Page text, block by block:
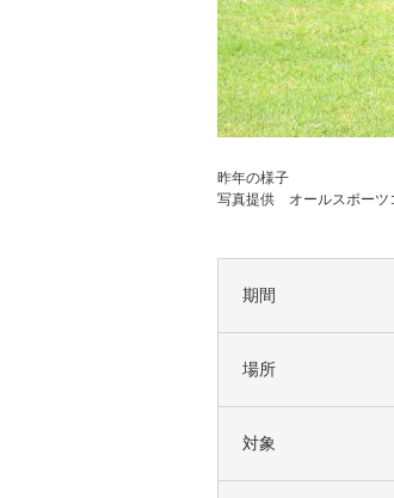
昨年の様子
写真提供 オールスポーツ
期間
場所
対象